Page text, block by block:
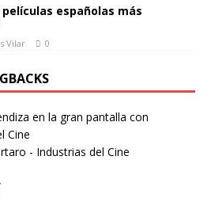
españolas más
Vilar 0
en la gran pantalla con
Cine
- Industrias del Cine